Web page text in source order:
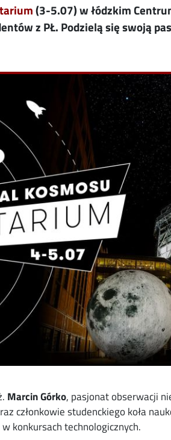
(3-5.07) w łódzkim
z PŁ. Podzielą się swoją
Marcin Górko, pasjonat obserwacji
członkowie studenckiego koła
konkursach technologicznych.